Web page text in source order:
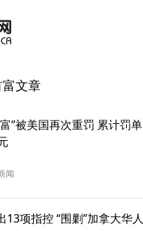
文章
”被美国再次重罚 累计罚单
闻
13项指控 “围剿”加拿大华人